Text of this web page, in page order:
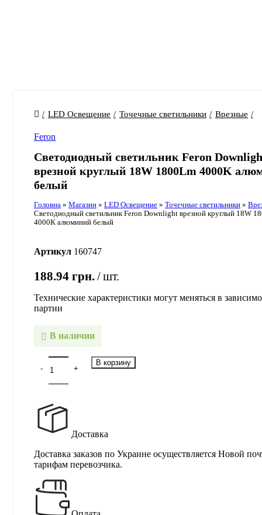
LED Освещение Точечные светильники Врезные
Feron
Светодиодный светильник Feron
врезной круглый 18W 1800Lm 4000K
белый
Головна » Магазин » LED Освещение » Точечные светильники »
Светодиодный светильник Feron Downlight врезной круглый 18W
4000K алюминий белый
Артикул 160747
188.94 грн. шт.
Технические характеристики могут меняться в
партии
В наличии
В корзину
Доставка
Доставка заказов по Украине осуществляется Новой
тарифам перевозчика.